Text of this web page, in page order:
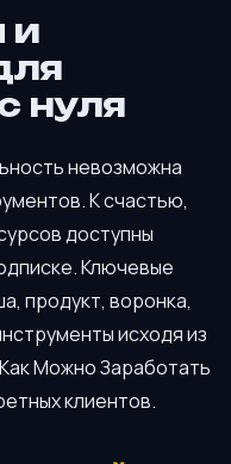
и
нуля
невозможна
К счастью,
доступны
Ключевые
продукт, воронка,
исходя из
Можно Заработать
клиентов.